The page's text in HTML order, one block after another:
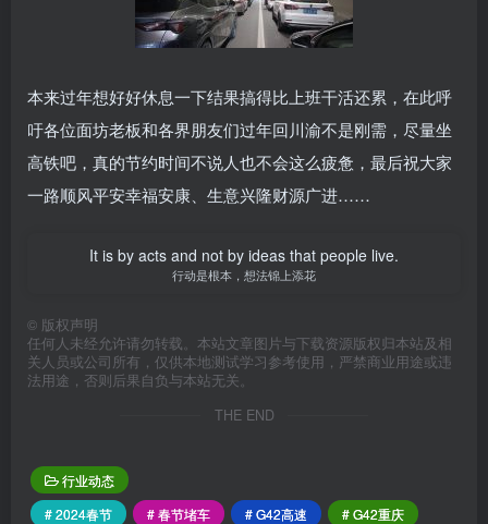
本来过年想好好休息一下结果搞得比上班干活还累，在此呼
吁各位面坊老板和各界朋友们过年回川渝不是刚需，尽量坐
高铁吧，真的节约时间不说人也不会这么疲惫，最后祝大家
一路顺风平安幸福安康、生意兴隆财源广进……
It is by acts and not by ideas that people live.
行动是根本，想法锦上添花
© 版权声明
任何人未经允许请勿转载。本站文章图片与下载资源版权归本站及相
关人员或公司所有，仅供本地测试学习参考使用，严禁商业用途或违
法用途，否则后果自负与本站无关。
THE END
行业动态
# 2024春节
# 春节堵车 # G42高速
# G42重庆